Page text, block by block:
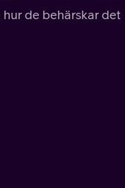
de behärskar det